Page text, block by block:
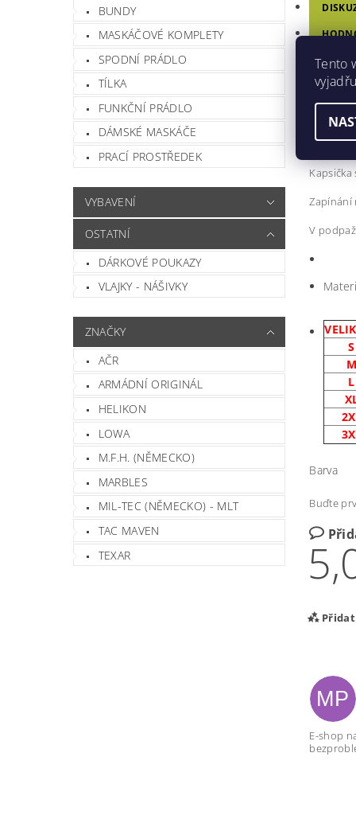
BUNDY
MASKÁČOVÉ KOMPLETY
SPODNÍ PRÁDLO
TÍLKA
FUNKČNÍ PRÁDLO
DÁMSKÉ MASKÁČE
PRACÍ PROSTŘEDEK
VYBAVENÍ
OSTATNÍ
DÁRKOVÉ POUKAZY
VLAJKY - NÁŠIVKY
ZNAČKY
AČR
ARMÁDNÍ ORIGINÁL
HELIKON
LOWA
M.F.H. (NĚMECKO)
MARBLES
MIL-TEC (NĚMECKO) - MLT
TAC MAVEN
TEXAR
Triko
Díky
Zapínání
V
S
M
L
Barva
Buďte
MP
E-shop
Tento